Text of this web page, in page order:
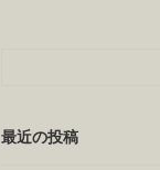
最近の投稿